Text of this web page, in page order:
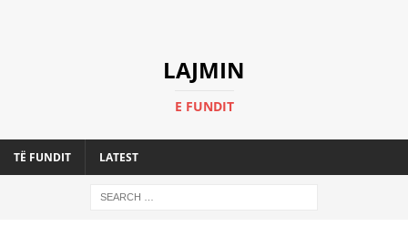
LAJMIN
E FUNDIT
TË FUNDIT LATEST